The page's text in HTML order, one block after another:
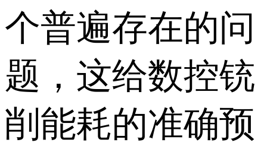
个普遍存在的问
题，这给数控铳
削能耗的准确预